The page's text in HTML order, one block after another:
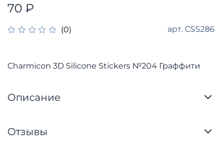
(0) арт. CSS286
70 ₽
Charmicon 3D Silicone Stickers №204 Граффити
Описание
Отзывы